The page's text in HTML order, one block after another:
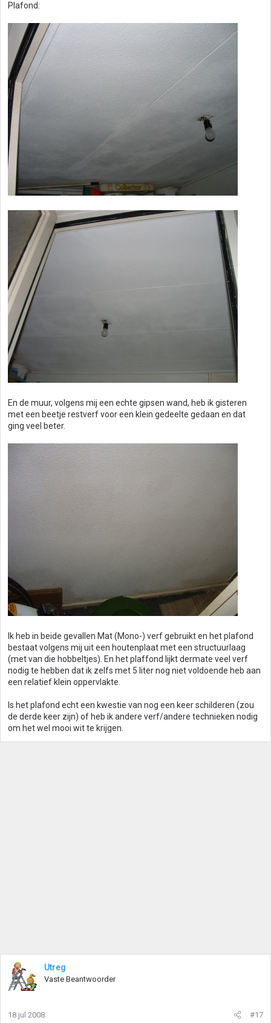
Plafond:
En de muur, volgens mij een echte gipsen wand, heb ik gisteren
met een beetje restverf voor een klein gedeelte gedaan en dat
ging veel beter.
Ik heb in beide gevallen Mat (Mono-) verf gebruikt en het plafond
bestaat volgens mij uit een houtenplaat met een structuurlaag
(met van die hobbeltjes). En het plaffond lijkt dermate veel verf
nodig te hebben dat ik zelfs met 5 liter nog niet voldoende heb aan
een relatief klein oppervlakte.
Is het plafond echt een kwestie van nog een keer schilderen (zou
de derde keer zijn) of heb ik andere verf/andere technieken nodig
om het wel mooi wit te krijgen.
Utreg
Vaste Beantwoorder
18 jul 2008 #17